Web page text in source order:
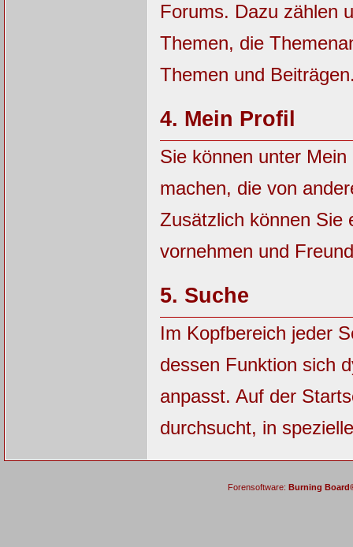
Forums. Dazu zählen
Themen, die
Themen und
4. Mein Profil
Sie können unter
machen, die von
Zusätzlich können Sie
vornehmen und
5. Suche
Im Kopfbereich jeder
dessen Funktion sich
anpasst. Auf der
durchsucht, in
Forensoftware: Burning